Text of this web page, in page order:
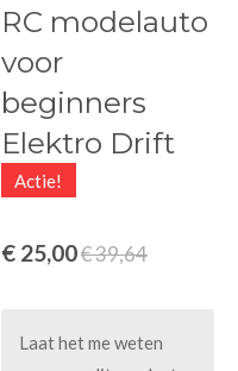
RC modelauto
voor
beginners
Elektro Drift
Actie!
€ 25,00€ 39,64
Laat het me weten